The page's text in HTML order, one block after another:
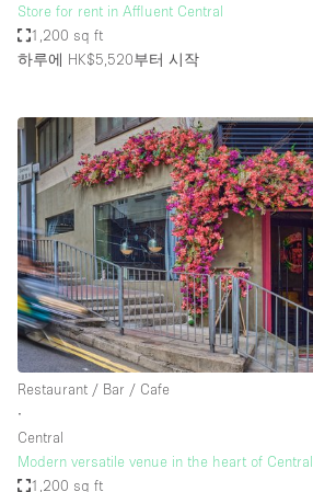
Store for rent in Affluent Central
1,200 sq ft
하루에 HK$5,520부터 시작
Restaurant / Bar / Cafe
∙
Central
Modern versatile venue in the heart of Central
1,200 sq ft